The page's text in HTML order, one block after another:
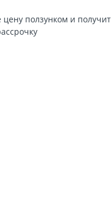
цену ползунком и